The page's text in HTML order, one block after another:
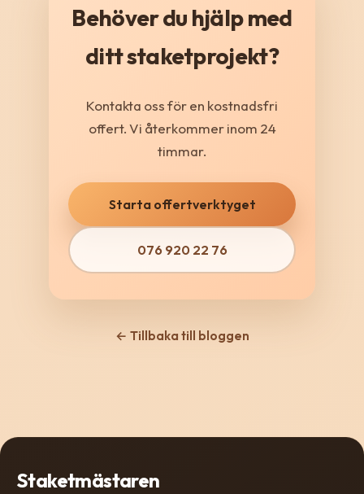
Behöver du hjälp med
ditt staketprojekt?
Kontakta oss för en kostnadsfri
offert. Vi återkommer inom 24
timmar.
Starta offertverktyget
076 920 22 76
← Tillbaka till bloggen
Staketmästaren